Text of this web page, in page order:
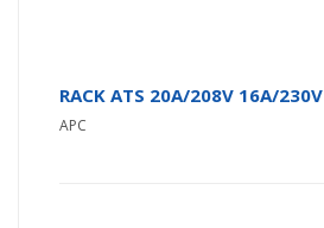
RACK ATS 20A/208V 16A/230V
APC